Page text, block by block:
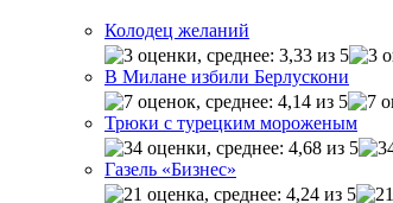
Колодец желаний
В Милане избили Берлускони
Трюки с турецким мороженым
Газель «Бизнес»